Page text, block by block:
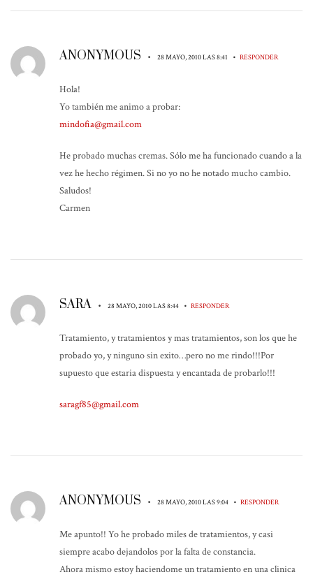
ANONYMOUS • 28 MAYO, 2010 LAS 8:41 • RESPONDER
Hola!
Yo también me animo a probar:
mindofia@gmail.com
He probado muchas cremas. Sólo me ha funcionado cuando a la
vez he hecho régimen. Si no yo no he notado mucho cambio.
Saludos!
Carmen
SARA • 28 MAYO, 2010 LAS 8:44 • RESPONDER
Tratamiento, y tratamientos y mas tratamientos, son los que he
probado yo, y ninguno sin exito…pero no me rindo!!!Por
supuesto que estaria dispuesta y encantada de probarlo!!!
saragf85@gmail.com
ANONYMOUS • 28 MAYO, 2010 LAS 9:04 • RESPONDER
Me apunto!! Yo he probado miles de tratamientos, y casi
siempre acabo dejandolos por la falta de constancia.
Ahora mismo estoy haciendome un tratamiento en una clinica